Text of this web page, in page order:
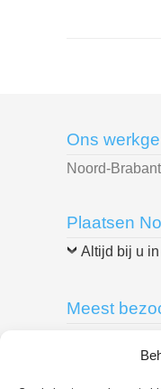
Ons
Noord-Brabant
Plaatsen
Altijd bij u
Meest